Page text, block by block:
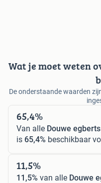
Wat je moet weten
De onderstaande waarden
65,4%
Van alle Douwe
is 65,4% beschikbaar
11,5%
11,5% van alle Douwe